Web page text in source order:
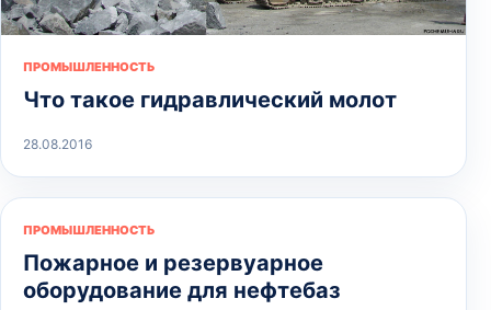
ПРОМЫШЛЕННОСТЬ
Что такое гидравлический молот
28.08.2016
ПРОМЫШЛЕННОСТЬ
Пожарное и резервуарное
оборудование для нефтебаз